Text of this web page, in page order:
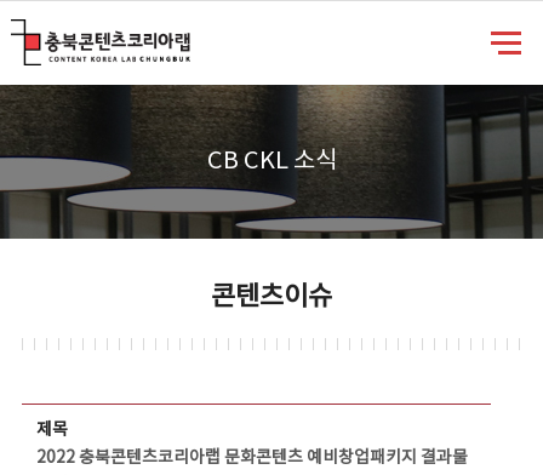
CB CKL 소식
콘텐츠이슈
제목
2022 충북콘텐츠코리아랩 문화콘텐츠 예비창업패키지 결과물